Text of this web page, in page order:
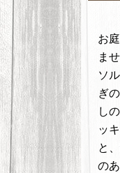
お
ま
ソ
ぎ
し
ッ
と
の